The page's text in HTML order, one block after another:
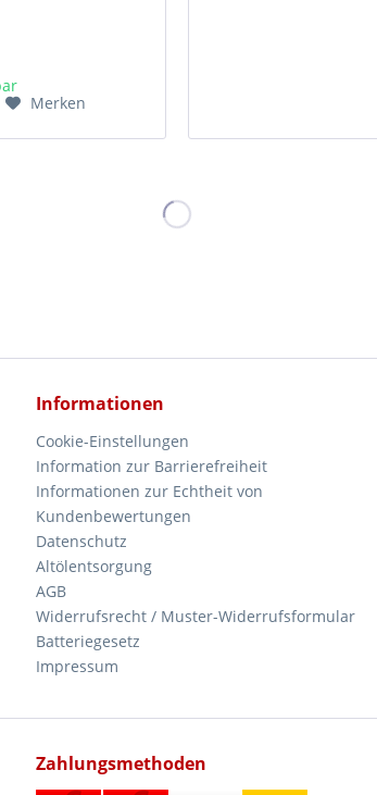
Merken
Informationen
Cookie-Einstellungen
Information zur Barrierefreiheit
Informationen zur Echtheit von
Kundenbewertungen
Datenschutz
Altölentsorgung
AGB
Widerrufsrecht / Muster-Widerrufsformular
Batteriegesetz
Impressum
Zahlungsmethoden